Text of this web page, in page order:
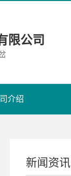
限公司
介绍
新闻资讯